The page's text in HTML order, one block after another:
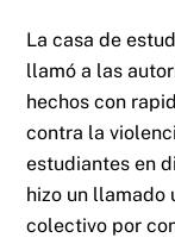
La casa de
llamó a las
hechos con
contra la
estudiantes en
hizo un llamado
colectivo por